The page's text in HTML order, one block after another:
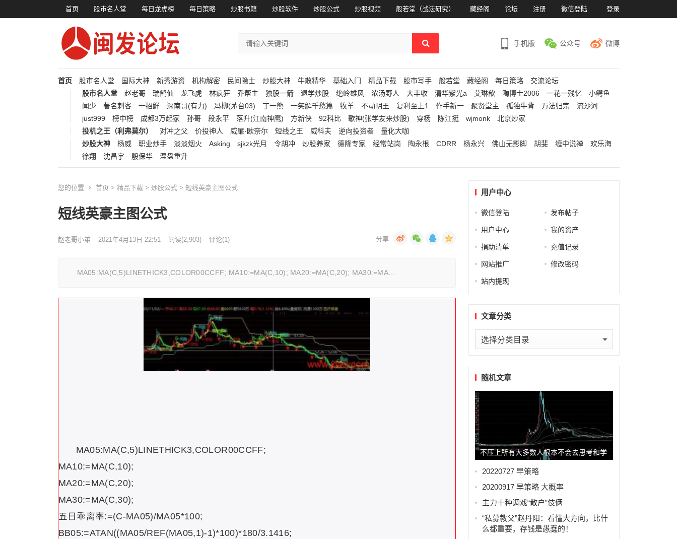
首页 股市名人堂 每日龙虎榜 每日策略 炒股书籍 炒股软件 炒股公式 炒股视频 般若堂（战法研究） 藏经阁 论坛 注册 微信登陆 登录
手机版 公众号 微博
首页 股市名人堂 国际大神 新秀游资 机构解密 民间隐士 炒股大神 牛散精华 基础入门 精品下载 股市写手 般若堂 藏经阁 每日策略
交流论坛
股市名人堂
赵老哥 瑞鹤仙 龙飞虎 林疯狂 乔帮主 独股一箭 退学炒股 绝岭雄风 浓汤野人 大丰收 清华紫光a 艾琳歆 陶博士2006 一花一残忆
小鳄鱼
闻少
著名刺客 一招鲜 深南哥(有力) 冯柳(茅台03) 丁一熊 一笑解千愁篇 牧羊 不动明王 复利至上1 作手新一 聚贤堂主 孤独牛背 万法归宗
流沙河
just999
榜中榜 成都3万起家 孙哥 段永平 落升(江南神鹰) 方新侠 92科比 歌神(张学友来炒股) 穿杨 陈江挺 wjmonk
北京炒家
投机之王（利弗莫尔）
对冲之父 价投神人 威廉·欧奈尔 短线之王 威科夫 逆向投资者
量化大咖
炒股大神
杨威 职业炒手 淡淡烟火 Asking sjkzk光月 令胡冲 炒股养家 德隆专家 经常站岗 陶永根 CDRR 杨永兴 佛山无影脚 胡斐 缠中说禅
欢乐海
徐翔
沈昌宇 殷保华 涅盘重升
您的位置 首页 > 精品下载> 炒股公式 > 短线英豪主图公式
短线英豪主图公式
赵老哥小弟 2021年4月13日 22:51 阅读(2,903) 评论(1)
MA05:MA(C,5)LINETHICK3,COLOR00CCFF; MA10:=MA(C,10); MA20:=MA(C,20); MA30:=MA…
MA05:MA(C,5)LINETHICK3,COLOR00CCFF;
MA10:=MA(C,10);
MA20:=MA(C,20);
MA30:=MA(C,30);
五日乖离率:=(C-MA05)/MA05*100;
BB05:=ATAN((MA05/REF(MA05,1)-1)*100)*180/3.1416;
用户中心
微信登陆 发布帖子
用户中心 我的资产
捐助清单 充值记录
网站推广 修改密码
站内提现
文章分类
文
章
类随机文章
不压上所有大多数人根本不会去思考和学
习
20220727 早策略
20200917 早策略 大概率
主力十种调戏“散户”伎俩
“私募教父”赵丹阳：看懂大方向，比什
么都重要，存钱是愚蠢的！